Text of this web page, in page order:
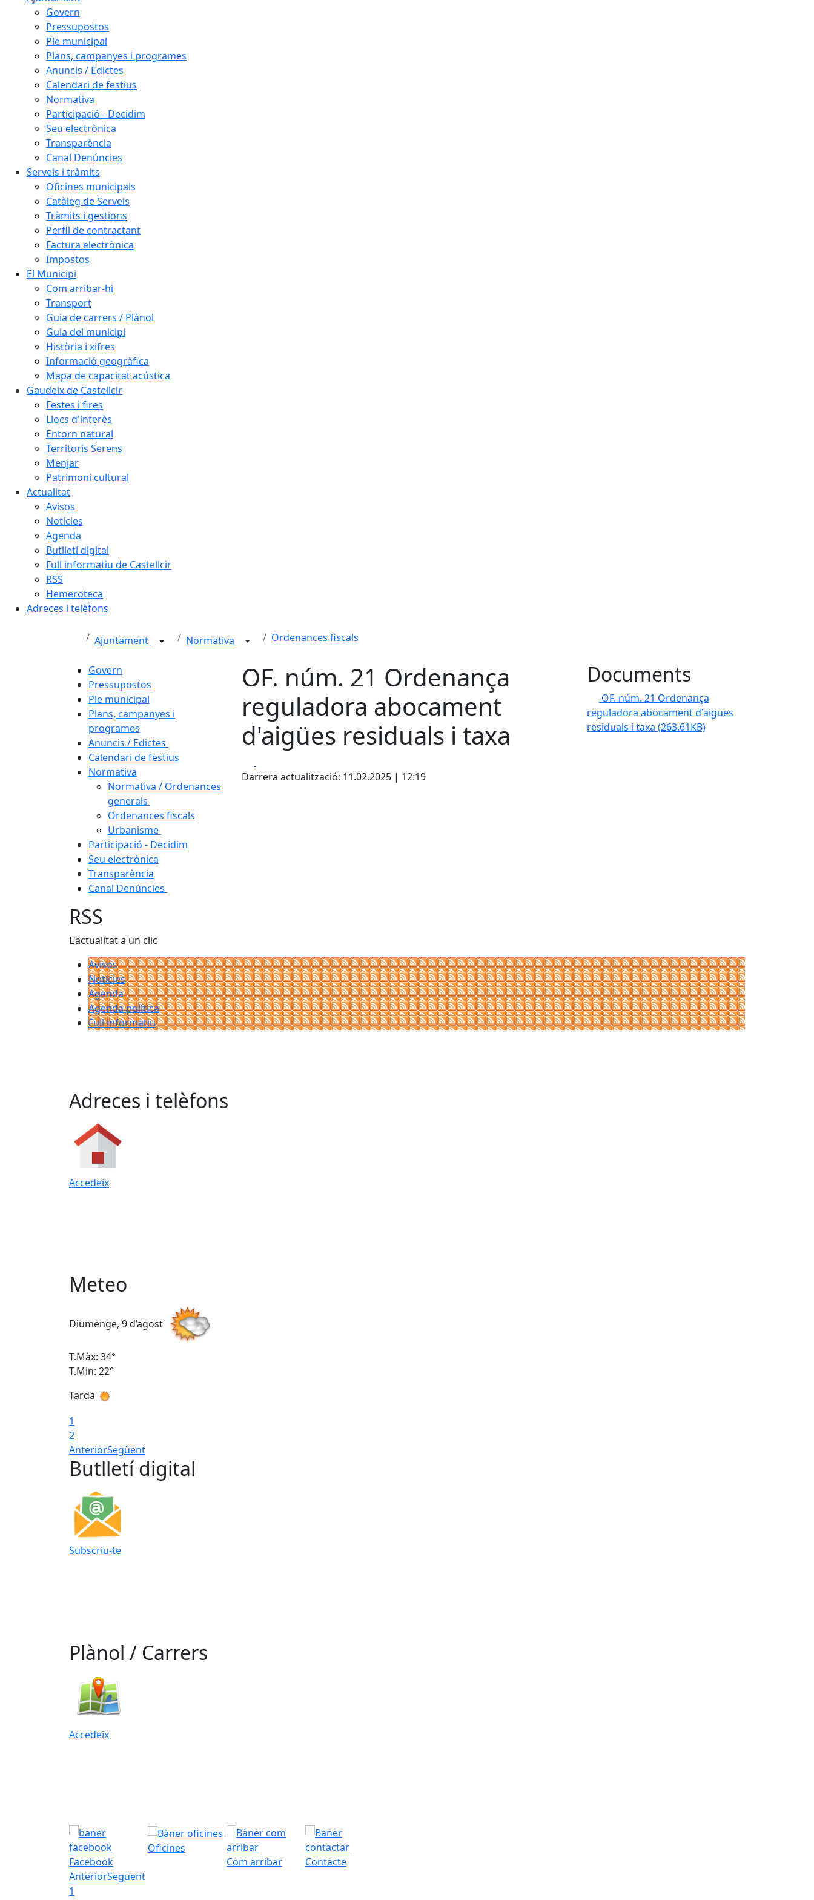
Govern
Pressupostos
Ple municipal
Plans, campanyes i programes
Anuncis / Edictes
Calendari de festius
Normativa
Participació - Decidim
Seu electrònica
Transparència
Canal Denúncies
Serveis i tràmits
Oficines municipals
Catàleg de Serveis
Tràmits i gestions
Perfil de contractant
Factura electrònica
Impostos
El Municipi
Com arribar-hi
Transport
Guia de carrers / Plànol
Guia del municipi
Història i xifres
Informació geogràfica
Mapa de capacitat acústica
Gaudeix de Castellcir
Festes i fires
Llocs d'interès
Entorn natural
Territoris Serens
Menjar
Patrimoni cultural
Actualitat
Avisos
Notícies
Agenda
Butlletí digital
Full informatiu de Castellcir
RSS
Hemeroteca
Adreces i telèfons
Ajuntament Normativa Ordenances fiscals
Govern
Pressupostos
Ple municipal
Plans, campanyes i
programes
Anuncis / Edictes
Calendari de festius
Normativa
Normativa / Ordenances
generals
Ordenances fiscals
Urbanisme
Participació - Decidim
Seu electrònica
Transparència
Canal Denúncies
OF. núm. 21 Ordenança
reguladora abocament
d'aigües residuals i taxa
Darrera actualització: 11.02.2025 | 12:19
Documents
OF. núm. 21 Ordenança
reguladora abocament d'aigües
residuals i taxa (263.61KB)
RSS
L'actualitat a un clic
Avisos
Notícies
Agenda
Agenda política
Full informatiu
Adreces i telèfons
Accedeix
Meteo
Diumenge, 9 d’agost
T.Màx: 34°
T.Min: 22°
Tarda
1
2
AnteriorSegüent
Butlletí digital
Subscriu-te
Plànol / Carrers
Accedeix
Facebook
Oficines
Com arribar
Contacte
AnteriorSegüent
1